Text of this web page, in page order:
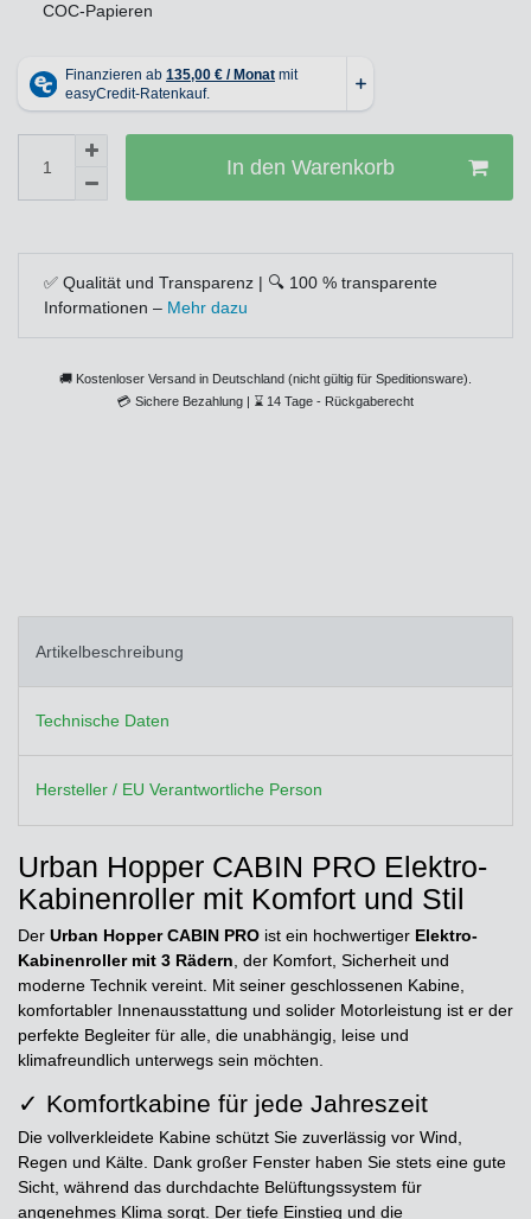
COC-Papieren
In den Warenkorb
✅ Qualität und Transparenz | 🔍 100 % transparente
Informationen – Mehr dazu
🚚 Kostenloser Versand in Deutschland (nicht gültig für Speditionsware).
💳 Sichere Bezahlung | ⌛ 14 Tage - Rückgaberecht
Artikelbeschreibung
Technische Daten
Hersteller / EU Verantwortliche Person
Urban Hopper CABIN PRO Elektro-
Kabinenroller mit Komfort und Stil
Der Urban Hopper CABIN PRO ist ein hochwertiger Elektro-
Kabinenroller mit 3 Rädern , der Komfort, Sicherheit und
moderne Technik vereint. Mit seiner geschlossenen Kabine,
komfortabler Innenausstattung und solider Motorleistung ist er der
perfekte Begleiter für alle, die unabhängig, leise und
klimafreundlich unterwegs sein möchten.
✓ Komfortkabine für jede Jahreszeit
Die vollverkleidete Kabine schützt Sie zuverlässig vor Wind,
Regen und Kälte. Dank großer Fenster haben Sie stets eine gute
Sicht, während das durchdachte Belüftungssystem für
angenehmes Klima sorgt. Der tiefe Einstieg und die